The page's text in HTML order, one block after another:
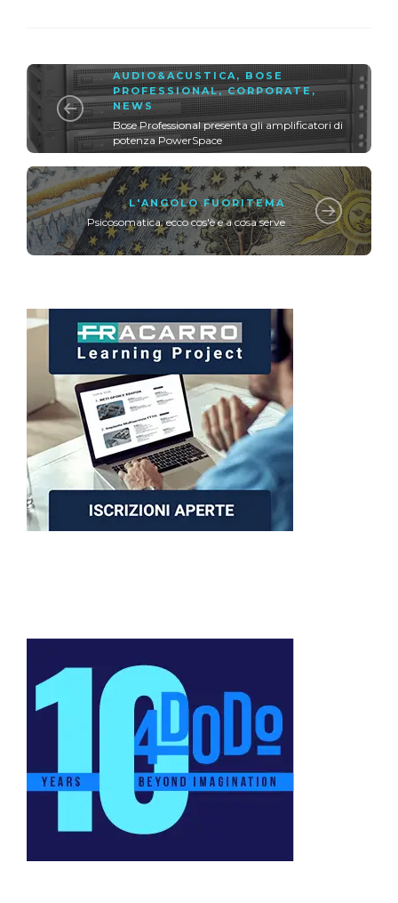
AUDIO&ACUSTICA, BOSE
PROFESSIONAL,CORPORATE,
NEWS
Bose Professional presenta gli amplificatori di
potenza PowerSpace
L'ANGOLO FUORITEMA
Psicosomatica: ecco cos'è e a cosa serve